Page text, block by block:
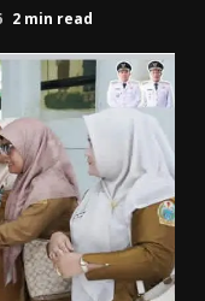
2 min read